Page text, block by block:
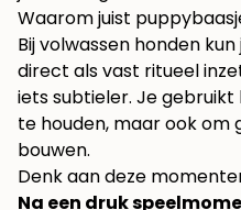
Waarom juist
Bij volwassen honden
direct als vast ritueel
iets subtieler. Je
te houden, maar ook om
bouwen.
Denk aan deze
Na een druk